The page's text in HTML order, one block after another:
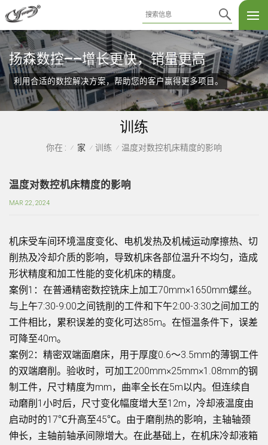
扬森数控——增长更快，销量更高
利用合适的数控解决方案，帮助您的客户赢得更多项目。
训练
你在 : / 家 / 训练 / 温度对数控机床精度的影响
温度对数控机床精度的影响
MAR 22, 2024
机床受车间环境温度变化、电机发热及机械运动摩擦热、切
削热及冷却介质的影响，导致机床各部位温升不均匀，造成
形状精度和加工性能的变化机床的精度。
案例1：在普通精密数控铣床上加工70mm×1650mm螺丝。
与上午7:30-9:00之间铣削的工件和下午2:00-3:30之间加工的
工件相比，累积误差的变化可达85m。在恒温条件下，误差
可降至40m。
案例2：精密双端面磨床，用于厚度0.6～3.5mm的薄钢工件
的双端磨削。验收时，可加工200mm×25mm×1.08mm的钢
制工件，尺寸精度为mm，曲率全长在5m以内。但连续自
动磨削1小时后，尺寸变化幅度增大至12m，冷却液温度由
启动时的17℃升高至45℃。由于磨削热的影响，主轴轴颈
伸长，主轴前轴承间隙增大。在此基础上，在机床冷却液箱